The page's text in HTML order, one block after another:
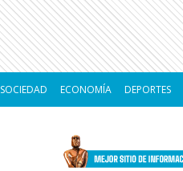
SOCIEDAD ECONOMÍA DEPORTES